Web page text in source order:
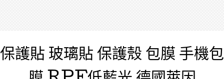
保護貼 玻璃貼 保護殼 包膜 手機包